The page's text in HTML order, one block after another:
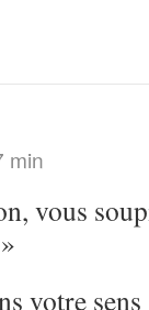
min
vous
votre